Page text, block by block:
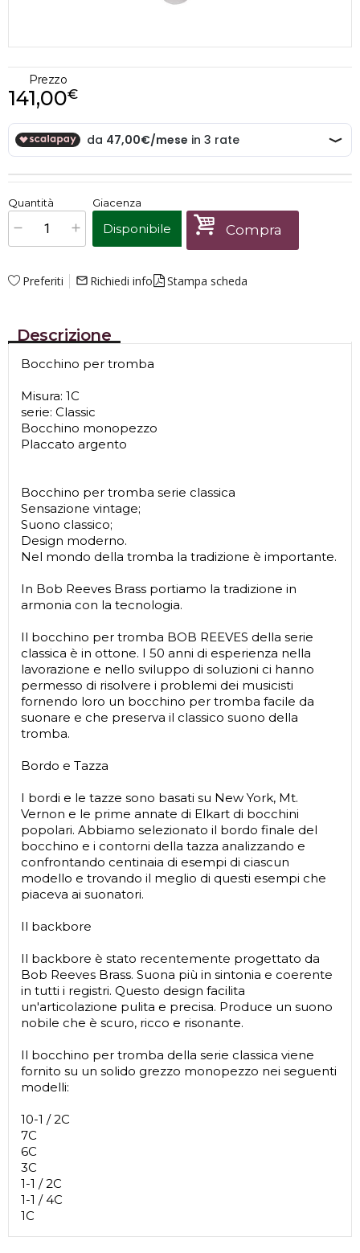
Prezzo
€
141,00
x1 Prezzo finale:€141,00
Quantità Giacenza
Disponibile Compra
Preferiti mail_outline Richiedi info Stampa scheda
Descrizione
Bocchino per tromba
Misura: 1C
serie: Classic
Bocchino monopezzo
Placcato argento
Bocchino per tromba serie classica
Sensazione vintage;
Suono classico;
Design moderno.
Nel mondo della tromba la tradizione è importante.
In Bob Reeves Brass portiamo la tradizione in
armonia con la tecnologia.
Il bocchino per tromba BOB REEVES della serie
classica è in ottone. I 50 anni di esperienza nella
lavorazione e nello sviluppo di soluzioni ci hanno
permesso di risolvere i problemi dei musicisti
fornendo loro un bocchino per tromba facile da
suonare e che preserva il classico suono della
tromba.
Bordo e Tazza
I bordi e le tazze sono basati su New York, Mt.
Vernon e le prime annate di Elkart di bocchini
popolari. Abbiamo selezionato il bordo finale del
bocchino e i contorni della tazza analizzando e
confrontando centinaia di esempi di ciascun
modello e trovando il meglio di questi esempi che
piaceva ai suonatori.
Il backbore
Il backbore è stato recentemente progettato da
Bob Reeves Brass. Suona più in sintonia e coerente
in tutti i registri. Questo design facilita
un'articolazione pulita e precisa. Produce un suono
nobile che è scuro, ricco e risonante.
Il bocchino per tromba della serie classica viene
fornito su un solido grezzo monopezzo nei seguenti
modelli:
10-1 / 2C
7C
6C
3C
1-1 / 2C
1-1 / 4C
1C